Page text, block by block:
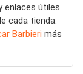
enlaces útiles
cada tienda.
Barbieri más